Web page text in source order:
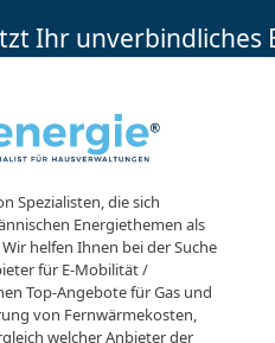
Ihr unverbindliches
Spezialisten, die sich
Energiethemen als
helfen Ihnen bei der Suche
für E-Mobilität /
Top-Angebote für Gas und
von Fernwärmekosten,
welcher Anbieter der